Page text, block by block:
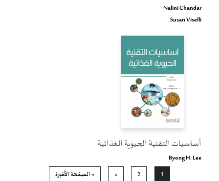
Nalini Chandar
Susan Viselli
أساسيات التقنية الحيوية الغذائية
Byong H. Lee
Current page1 الصفحة
2 الصفحة التالية
››
Last page
« الصفحة الأخيرة